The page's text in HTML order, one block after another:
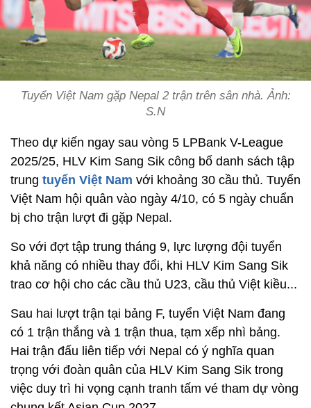
Tuyển Việt Nam gặp Nepal 2 trận trên sân nhà. Ảnh:
S.N
Theo dự kiến ngay sau vòng 5 LPBank V-League
2025/25, HLV Kim Sang Sik công bố danh sách tập
trung tuyển Việt Nam với khoảng 30 cầu thủ. Tuyển
Việt Nam hội quân vào ngày 4/10, có 5 ngày chuẩn
bị cho trận lượt đi gặp Nepal.
So với đợt tập trung tháng 9, lực lượng đội tuyển
khả năng có nhiều thay đổi, khi HLV Kim Sang Sik
trao cơ hội cho các cầu thủ U23, cầu thủ Việt kiều...
Sau hai lượt trận tại bảng F, tuyển Việt Nam đang
có 1 trận thắng và 1 trận thua, tạm xếp nhì bảng.
Hai trận đấu liên tiếp với Nepal có ý nghĩa quan
trọng với đoàn quân của HLV Kim Sang Sik trong
việc duy trì hi vọng cạnh tranh tấm vé tham dự vòng